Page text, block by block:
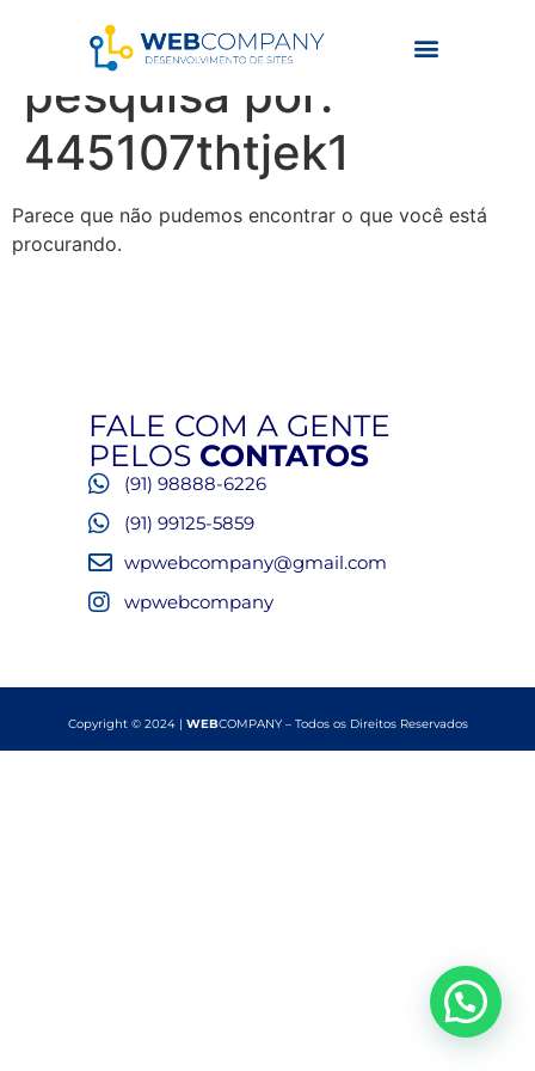
Resultados da
pesquisa por:
445107thtjek1
Parece que não pudemos encontrar o que você está
procurando.
FALE COM A GENTE
PELOS CONTATOS
(91) 98888-6226
(91) 99125-5859
wpwebcompany@gmail.com
wpwebcompany
Copyright © 2024 | WEBCOMPANY – Todos os Direitos Reservados